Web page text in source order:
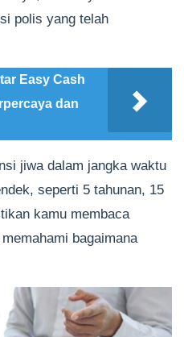
polis yang telah
Easy Cash
dan
jiwa dalam jangka waktu
seperti 5 tahunan, 15
kamu membaca
bagaimana